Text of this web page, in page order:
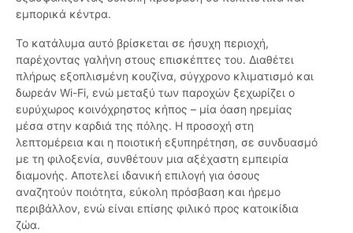
εμπορικά κέντρα.
Το κατάλυμα αυτό βρίσκεται σε ήσυχη περιοχή,
παρέχοντας γαλήνη στους επισκέπτες του. Διαθέτει
πλήρως εξοπλισμένη κουζίνα, σύγχρονο κλιματισμό και
δωρεάν Wi-Fi, ενώ μεταξύ των παροχών ξεχωρίζει ο
ευρύχωρος κοινόχρηστος κήπος – μία όαση ηρεμίας
μέσα στην καρδιά της πόλης. Η προσοχή στη
λεπτομέρεια και η ποιοτική εξυπηρέτηση, σε συνδυασμό
με τη φιλοξενία, συνθέτουν μια αξέχαστη εμπειρία
διαμονής. Αποτελεί ιδανική επιλογή για όσους
αναζητούν ποιότητα, εύκολη πρόσβαση και ήρεμο
περιβάλλον, ενώ είναι επίσης φιλικό προς κατοικίδια
ζώα.